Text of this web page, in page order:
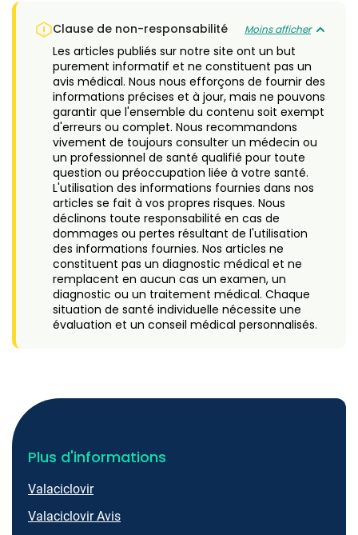
Clause de non-responsabilité Moins afficher
Les articles publiés sur notre site ont un but
purement informatif et ne constituent pas un
avis médical. Nous nous efforçons de fournir des
informations précises et à jour, mais ne pouvons
garantir que l'ensemble du contenu soit exempt
d'erreurs ou complet. Nous recommandons
vivement de toujours consulter un médecin ou
un professionnel de santé qualifié pour toute
question ou préoccupation liée à votre santé.
L'utilisation des informations fournies dans nos
articles se fait à vos propres risques. Nous
déclinons toute responsabilité en cas de
dommages ou pertes résultant de l'utilisation
des informations fournies. Nos articles ne
constituent pas un diagnostic médical et ne
remplacent en aucun cas un examen, un
diagnostic ou un traitement médical. Chaque
situation de santé individuelle nécessite une
évaluation et un conseil médical personnalisés.
Plus d'informations
Valaciclovir
Valaciclovir Avis